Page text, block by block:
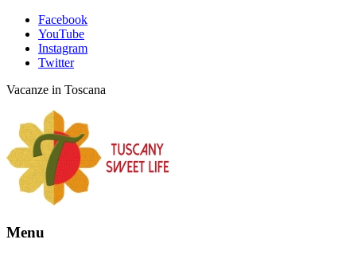
Facebook
YouTube
Instagram
Twitter
Vacanze in Toscana
Menu